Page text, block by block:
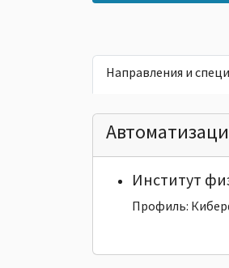
Направления и
Институт
Профиль: